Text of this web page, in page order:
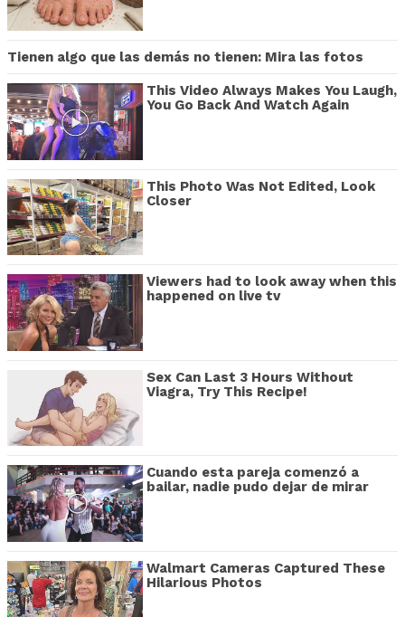
Tienen algo que las demás no tienen: Mira las fotos
This Video Always Makes You Laugh,
You Go Back And Watch Again
This Photo Was Not Edited, Look
Closer
Viewers had to look away when this
happened on live tv
Sex Can Last 3 Hours Without
Viagra, Try This Recipe!
Cuando esta pareja comenzó a
bailar, nadie pudo dejar de mirar
Walmart Cameras Captured These
Hilarious Photos